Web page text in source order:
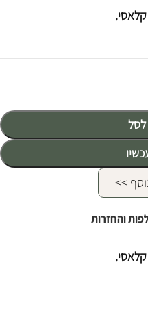
>>
והחזרות